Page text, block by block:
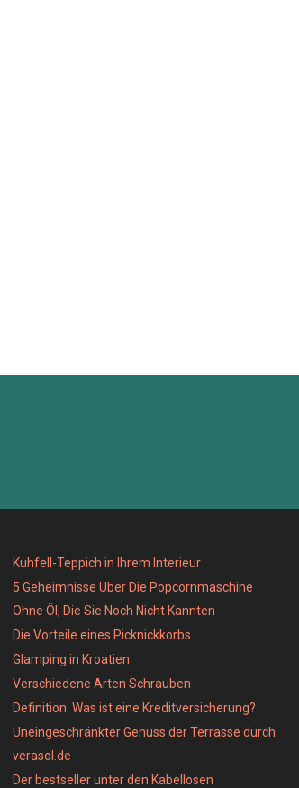
Kuhfell-Teppich in Ihrem Interieur
5 Geheimnisse Uber Die Popcornmaschine
Ohne Öl, Die Sie Noch Nicht Kannten
Die Vorteile eines Picknickkorbs
Glamping in Kroatien
Verschiedene Arten Schrauben
Definition: Was ist eine Kreditversicherung?
Uneingeschränkter Genuss der Terrasse durch
verasol.de
Der bestseller unter den Kabellosen